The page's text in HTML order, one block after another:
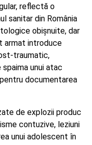
reflectă o
sanitar din România
obișnuite, dar
armat introduce
traumatic,
unui atac
documentarea
de explozii produc
contuzive, leziuni
unui adolescent în